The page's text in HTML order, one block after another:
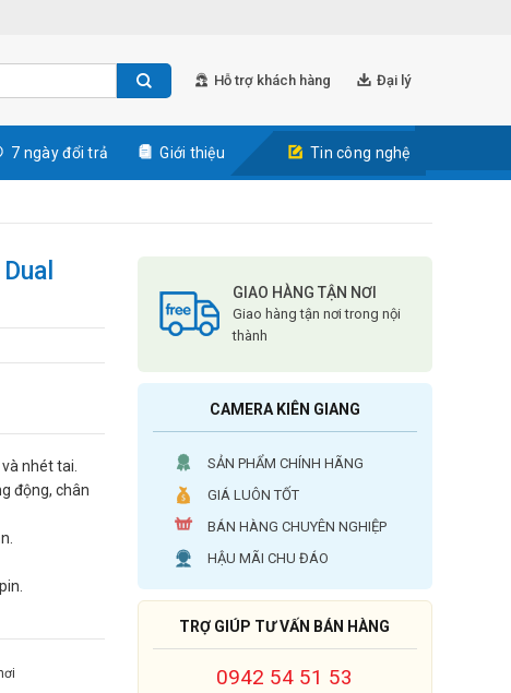
Hỗ trợ khách hàng Đại lý
7 ngày đổi trả Giới thiệu Tin công nghệ
GIAO HÀNG TẬN NƠI
Giao hàng tận nơi trong nội
thành
CAMERA KIÊN GIANG
SẢN PHẨM CHÍNH HÃNG
GIÁ LUÔN TỐT
BÁN HÀNG CHUYÊN NGHIỆP
HẬU MÃI CHU ĐÁO
TRỢ GIÚP TƯ VẤN BÁN HÀNG
0942 54 51 53
nhét tai.
động, chân